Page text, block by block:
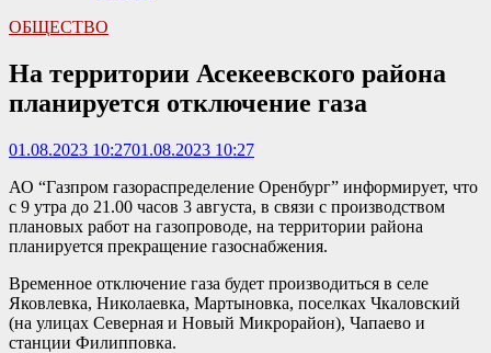
ОБЩЕСТВО
На территории Асекеевского района
планируется отключение газа
01.08.2023 10:2701.08.2023 10:27
АО “Газпром газораспределение Оренбург” информирует, что
с 9 утра до 21.00 часов 3 августа, в связи с производством
плановых работ на газопроводе, на территории района
планируется прекращение газоснабжения.
Временное отключение газа будет производиться в селе
Яковлевка, Николаевка, Мартыновка, поселках Чкаловский
(на улицах Северная и Новый Микрорайон), Чапаево и
станции Филипповка.